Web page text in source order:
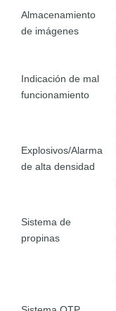
Almacenamiento
de imágenes
Indicación de mal
funcionamiento
Explosivos/Alarma
de alta densidad
Sistema de
propinas